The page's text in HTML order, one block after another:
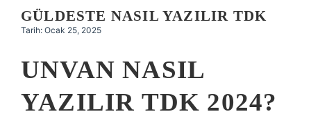
Hakkımızda
GÜLDESTE NASIL YAZILIR TDK
Tarih: Ocak 25, 2025
UNVAN NASIL
YAZILIR TDK 2024?